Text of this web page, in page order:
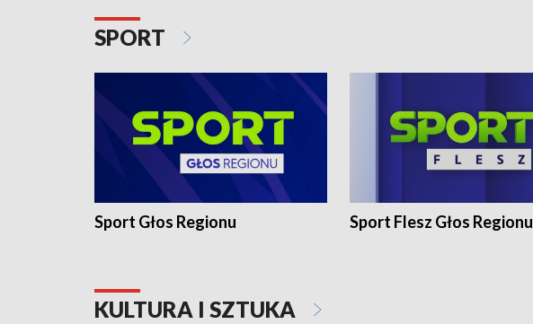
SPORT
Sport Głos Regionu Sport Flesz Głos Regionu
KULTURA I SZTUKA